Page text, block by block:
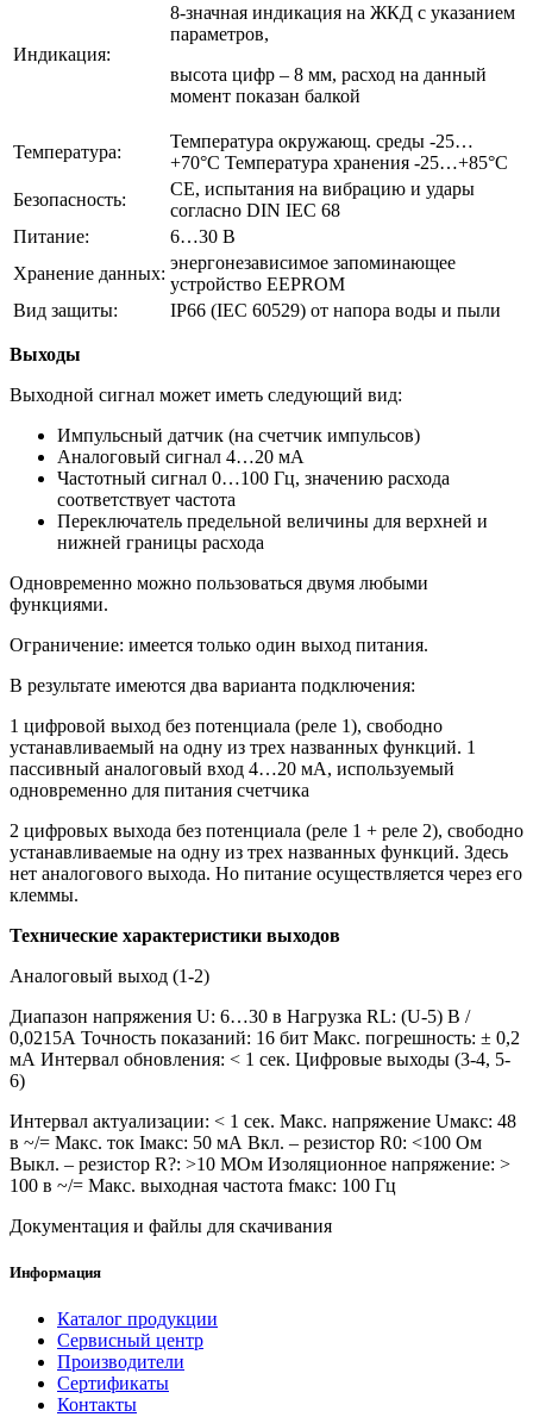
Индикация:
8-значная индикация на ЖКД с указанием
параметров,
высота цифр – 8 мм, расход на данный
момент показан балкой
Температура:
Температура окружающ. среды -25…
+70°C Температура хранения -25…+85°C
Безопасность:
CE, испытания на вибрацию и удары
согласно DIN IEC 68
Питание:
6…30 В
Хранение данных:
энергонезависимое запоминающее
устройство ЕЕРROM
Вид защиты:
IP66 (IEC 60529) от напора воды и пыли
Выходы
Выходной сигнал может иметь следующий вид:
Импульсный датчик (на счетчик импульсов)
Аналоговый сигнал 4…20 мА
Частотный сигнал 0…100 Гц, значению расхода
соответствует частота
Переключатель предельной величины для верхней и
нижней границы расхода
Одновременно можно пользоваться двумя любыми
функциями.
Ограничение: имеется только один выход питания.
В результате имеются два варианта подключения:
1 цифровой выход без потенциала (реле 1), свободно
устанавливаемый на одну из трех названных функций. 1
пассивный аналоговый вход 4…20 мА, используемый
одновременно для питания счетчика
2 цифровых выхода без потенциала (реле 1 + реле 2), свободно
устанавливаемые на одну из трех названных функций. Здесь
нет аналогового выхода. Но питание осуществляется через его
клеммы.
Технические характеристики выходов
Аналоговый выход (1-2)
Диапазон напряжения U: 6…30 в Нагрузка RL: (U-5) В /
0,0215А Точность показаний: 16 бит Макс. погрешность: ± 0,2
мА Интервал обновления: < 1 сек. Цифровые выходы (3-4, 5-
6)
Интервал актуализации: < 1 сек. Макс. напряжение Uмакс: 48
в ~/= Макс. ток Iмакс: 50 мА Вкл. – резистор R0: <100 Ом
Выкл. – резистор R?: >10 МОм Изоляционное напряжение: >
100 в ~/= Макс. выходная частота fмакс: 100 Гц
Документация и файлы для скачивания
Информация
Каталог продукции
Сервисный центр
Производители
Сертификаты
Контакты